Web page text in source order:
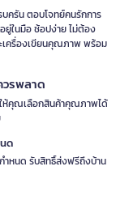
ครัน ตอบโจทย์คนรักการ
ยู่ในมือ ช้อปง่าย ไม่ต้อง
เครื่องเขียนคุณภาพ พร้อม
รพลาด
ให้คุณเลือกสินค้าคุณภาพได้
ด
ำหนด รับสิทธิ์ส่งฟรีถึงบ้าน